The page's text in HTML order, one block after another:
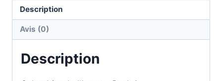
Description
Avis (0)
Description